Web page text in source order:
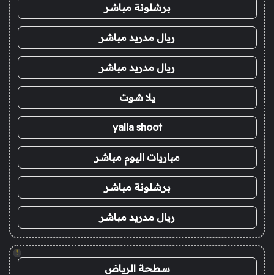
برشلونة مباشر
ريال مدريد مباشر
ريال مدريد مباشر
يلا شوت
yalla shoot
مباريات اليوم مباشر
برشلونة مباشر
ريال مدريد مباشر
!
سطحة الرياض